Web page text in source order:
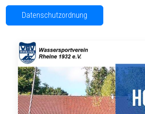
Datenschutzordnung